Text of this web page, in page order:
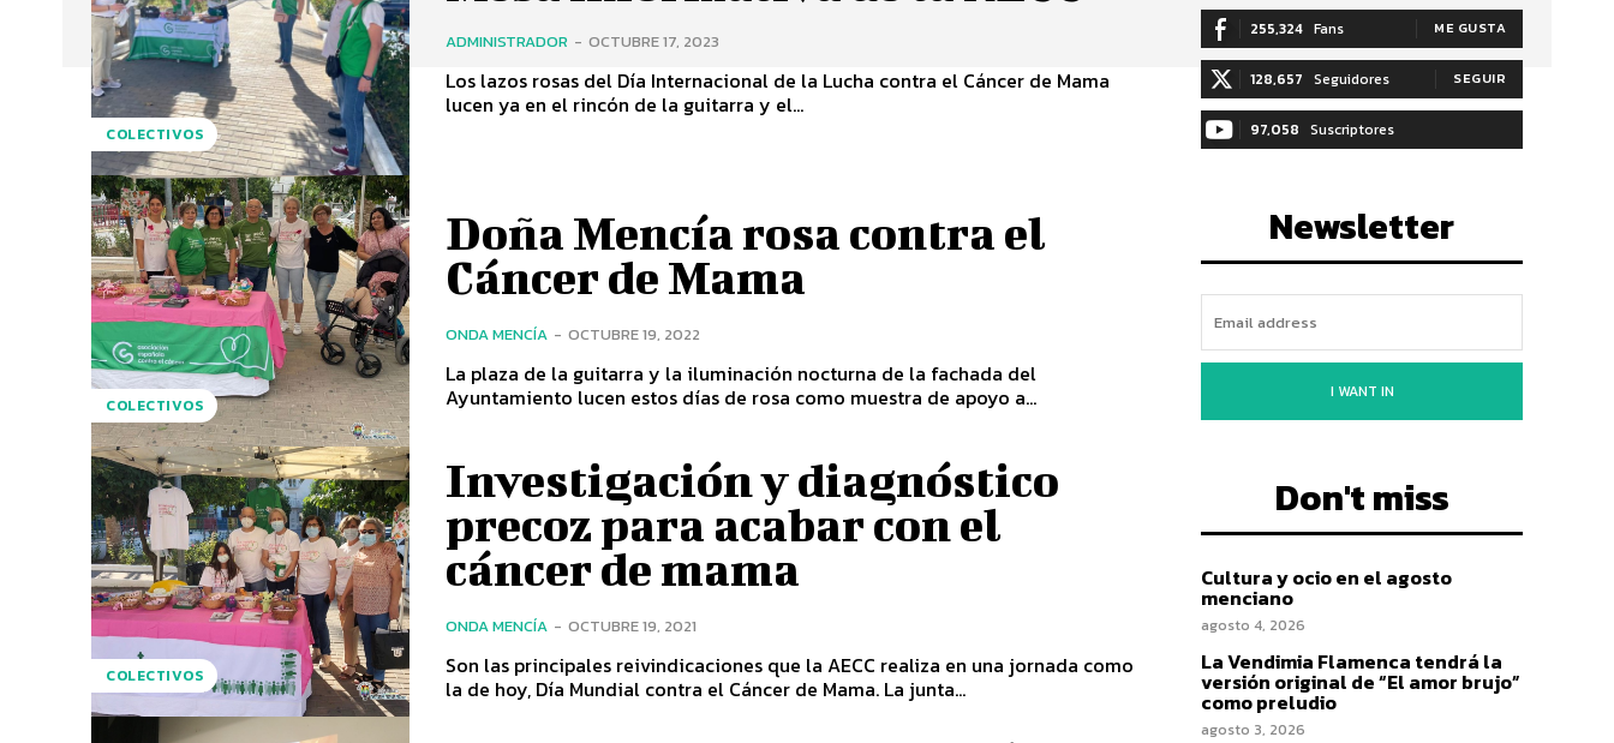
COLECTIVOS
ADMINISTRADOR - OCTUBRE 17, 2023
Los lazos rosas del Día Internacional de la Lucha contra el Cáncer de Mama
lucen ya en el rincón de la guitarra y el...
COLECTIVOS
Doña Mencía rosa contra el
Cáncer de Mama
ONDA MENCÍA - OCTUBRE 19, 2022
La plaza de la guitarra y la iluminación nocturna de la fachada del
Ayuntamiento lucen estos días de rosa como muestra de apoyo a...
COLECTIVOS
Investigación y diagnóstico
precoz para acabar con el
cáncer de mama
ONDA MENCÍA - OCTUBRE 19, 2021
Son las principales reivindicaciones que la AECC realiza en una jornada como
la de hoy, Día Mundial contra el Cáncer de Mama. La junta...
255,324 Fans ME GUSTA
128,657 Seguidores SEGUIR
97,058 Suscriptores
Newsletter
I WANT IN
Don't miss
Cultura y ocio en el agosto
menciano
agosto 4, 2026
La Vendimia Flamenca tendrá la
versión original de “El amor brujo”
como preludio
agosto 3, 2026